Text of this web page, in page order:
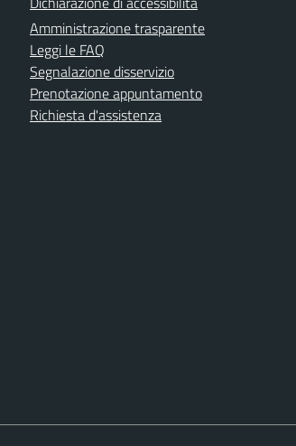
Amministrazione trasparente
Leggi le FAQ
Segnalazione disservizio
Prenotazione appuntamento
Richiesta d'assistenza